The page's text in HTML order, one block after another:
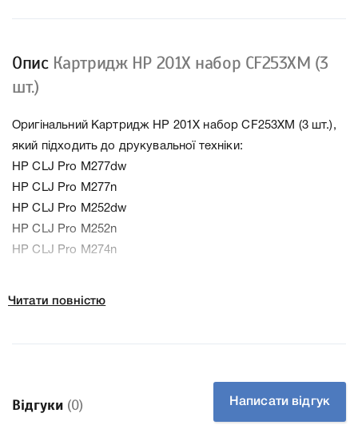
Опис Картридж HP 201X набор CF253XM (3
шт.)
Оригінальний Картридж HP 201X набор CF253XM (3 шт.),
який підходить до друкувальної техніки:
HP CLJ Pro M277dw
HP CLJ Pro M277n
HP CLJ Pro M252dw
HP CLJ Pro M252n
HP CLJ Pro M274n
Технологія Лазерний кольоровий
Читати повністю
Відгуки (0) Написати відгук